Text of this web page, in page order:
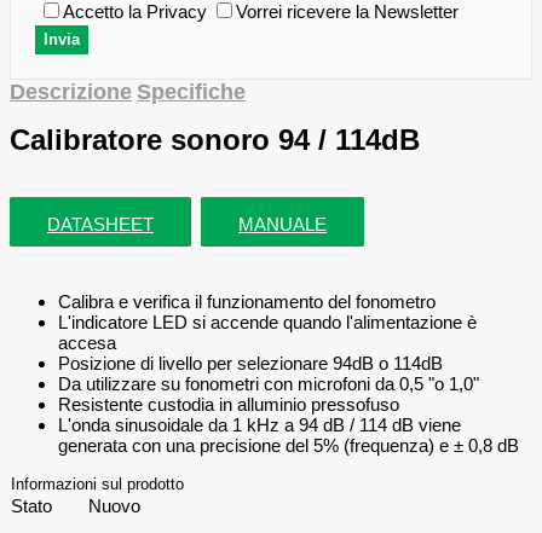
Accetto la Privacy
Vorrei ricevere la Newsletter
Descrizione Specifiche
Calibratore sonoro 94 / 114dB
DATASHEET MANUALE
Calibra e verifica il funzionamento del fonometro
L'indicatore LED si accende quando l'alimentazione è
accesa
Posizione di livello per selezionare 94dB o 114dB
Da utilizzare su fonometri con microfoni da 0,5 "o 1,0"
Resistente custodia in alluminio pressofuso
L'onda sinusoidale da 1 kHz a 94 dB / 114 dB viene
generata con una precisione del 5% (frequenza) e ± 0,8 dB
Informazioni sul prodotto
Stato Nuovo